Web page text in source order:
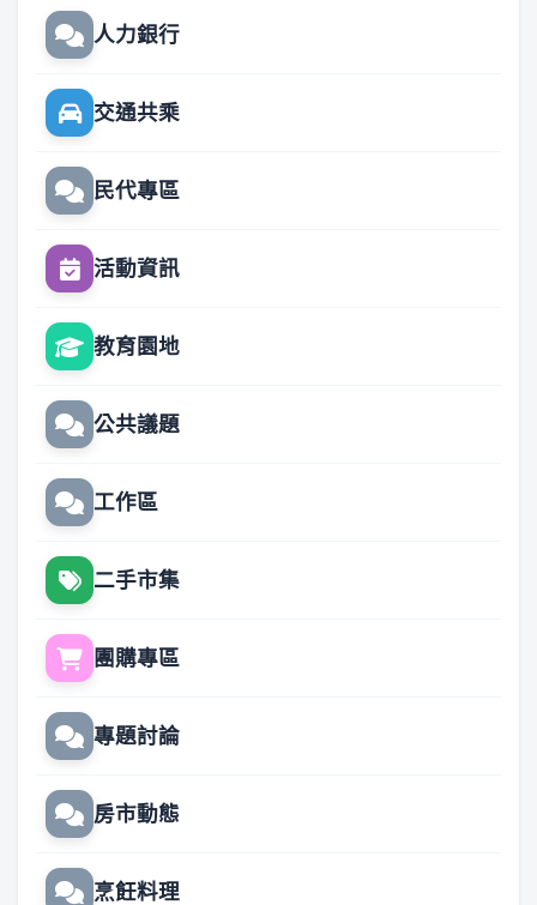
人力銀行
交通共乘
民代專區
活動資訊
教育園地
公共議題
工作區
二手市集
團購專區
專題討論
房市動態
烹飪料理